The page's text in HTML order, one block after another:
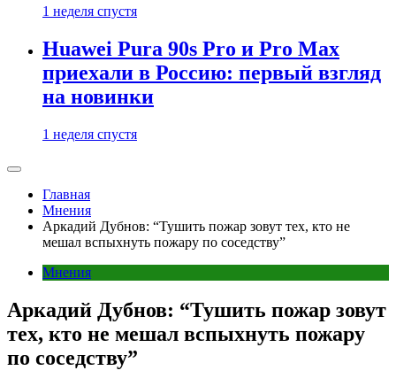
1 неделя спустя
Huawei Pura 90s Pro и Pro Max
приехали в Россию: первый взгляд
на новинки
1 неделя спустя
Главная
Мнения
Аркадий Дубнов: “Тушить пожар зовут тех, кто не
мешал вспыхнуть пожару по соседству”
Мнения
Аркадий Дубнов: “Тушить пожар зовут
тех, кто не мешал вспыхнуть пожару
по соседству”